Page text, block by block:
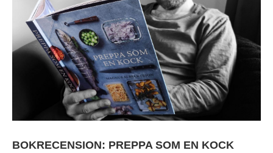
BOKRECENSION: PREPPA SOM EN KOCK